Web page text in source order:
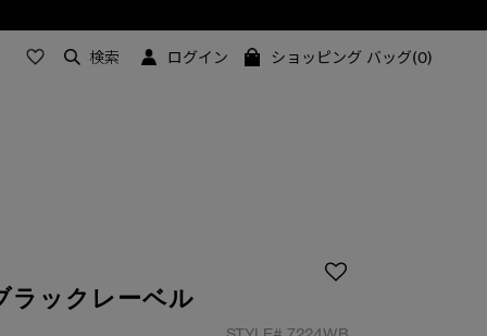
検索 ログイン ショッピング バッグ(0)
ラックレーベル